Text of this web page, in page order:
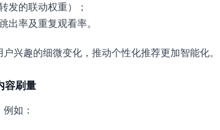
发的联动权重）；
出率及重复观看率。
兴趣的细微变化，推动个性化推荐更加智能化。
容刷量
如：